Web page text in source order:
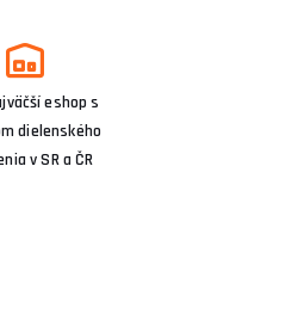
eshop s
dielenského
v SR a ČR